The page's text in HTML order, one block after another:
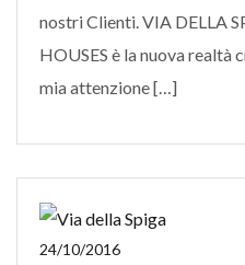
nostri Clienti. VIA DELLA
HOUSES è la nuova realtà
mia attenzione […]
24/10/2016